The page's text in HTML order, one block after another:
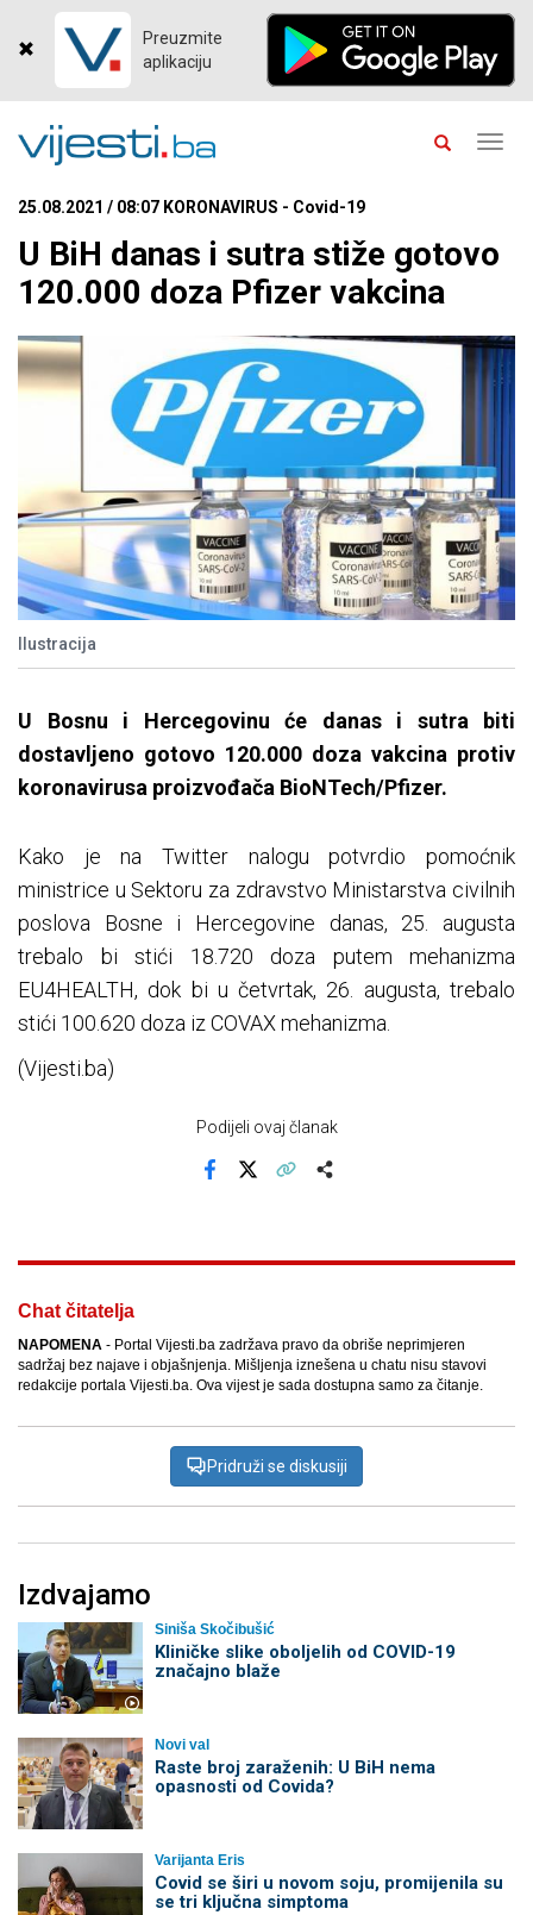
Preuzmite
aplikaciju
25.08.2021 / 08:07 KORONAVIRUS - Covid-19
U BiH danas i sutra stiže gotovo
120.000 doza Pfizer vakcina
Ilustracija
U Bosnu i Hercegovinu će danas i sutra biti
dostavljeno gotovo 120.000 doza vakcina protiv
koronavirusa proizvođača BioNTech/Pfizer.
Kako je na Twitter nalogu potvrdio pomoćnik
ministrice u Sektoru za zdravstvo Ministarstva civilnih
poslova Bosne i Hercegovine danas, 25. augusta
trebalo bi stići 18.720 doza putem mehanizma
EU4HEALTH, dok bi u četvrtak, 26. augusta, trebalo
stići 100.620 doza iz COVAX mehanizma.
(Vijesti.ba)
Podijeli ovaj članak
Chat čitatelja
NAPOMENA - Portal Vijesti.ba zadržava pravo da obriše neprimjeren
sadržaj bez najave i objašnjenja. Mišljenja iznešena u chatu nisu stavovi
redakcije portala Vijesti.ba. Ova vijest je sada dostupna samo za čitanje.
Pridruži se diskusiji
Izdvajamo
Siniša Skočibušić
Kliničke slike oboljelih od COVID-19
značajno blaže
Novi val
Raste broj zaraženih: U BiH nema
opasnosti od Covida?
Varijanta Eris
Covid se širi u novom soju, promijenila su
se tri ključna simptoma